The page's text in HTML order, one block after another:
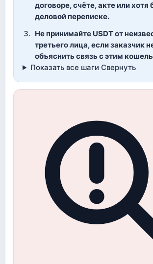
договоре, счёте, акте или хотя
деловой переписке.
Не принимайте USDT от
третьего лица, если заказчик
объяснить связь с этим
Показать все шаги Свернуть